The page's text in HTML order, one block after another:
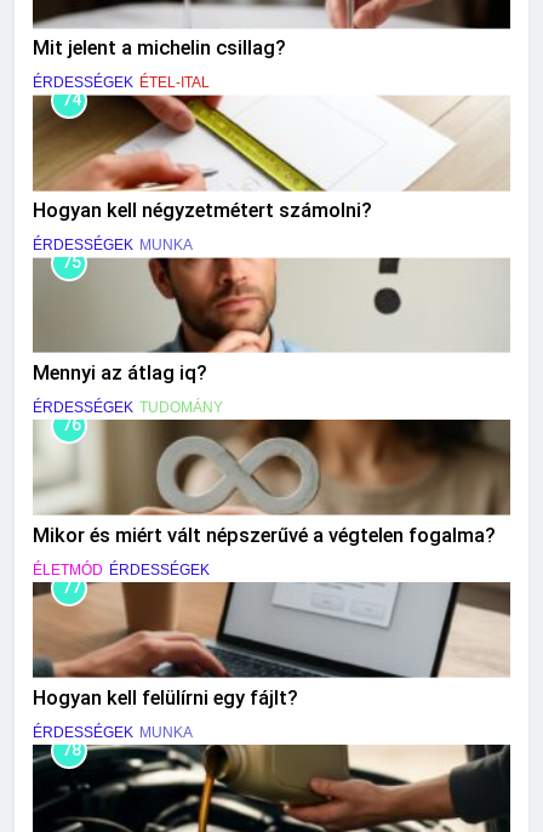
Mit jelent a michelin csillag?
ÉRDESSÉGEK ÉTEL-ITAL
74
Hogyan kell négyzetmétert számolni?
ÉRDESSÉGEK MUNKA
75
Mennyi az átlag iq?
ÉRDESSÉGEK TUDOMÁNY
76
Mikor és miért vált népszerűvé a végtelen fogalma?
ÉLETMÓD ÉRDESSÉGEK
77
Hogyan kell felülírni egy fájlt?
ÉRDESSÉGEK MUNKA
78